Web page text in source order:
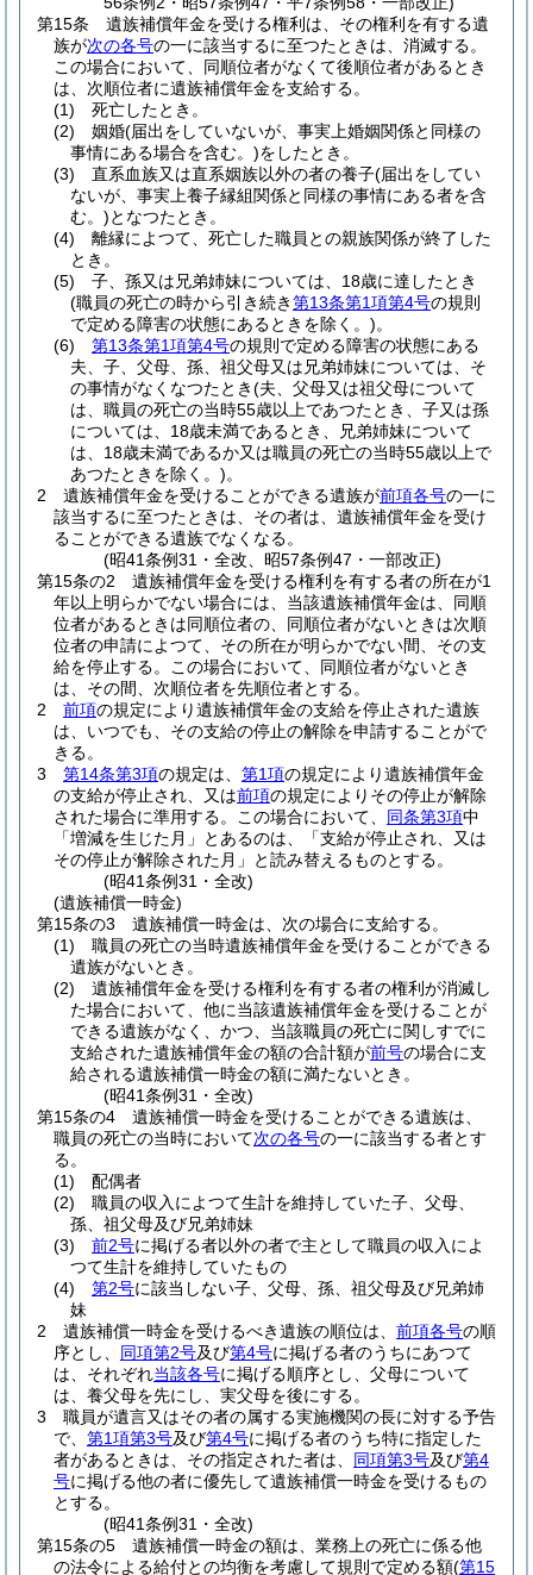
第15条
遺族補償年金を受ける権利は、その権利を有する遺
族が次の各号の一に該当するに至つたときは、消滅する。
この場合において、同順位者がなくて後順位者があるとき
は、次順位者に遺族補償年金を支給する。
(1)
死亡したとき。
(2)
姻婚(届出をしていないが、事実上婚姻関係と同様の
事情にある場合を含む。)をしたとき。
(3)
直系血族又は直系姻族以外の者の養子(届出をしてい
ないが、事実上養子縁組関係と同様の事情にある者を含
む。)となつたとき。
(4)
離縁によつて、死亡した職員との親族関係が終了した
とき。
(5)
子、孫又は兄弟姉妹については、18歳に達したとき
(職員の死亡の時から引き続き第13条第1項第4号の規則
で定める障害の状態にあるときを除く。)。
(6)
第13条第1項第4号の規則で定める障害の状態にある
夫、子、父母、孫、祖父母又は兄弟姉妹については、そ
の事情がなくなつたとき(夫、父母又は祖父母について
は、職員の死亡の当時55歳以上であつたとき、子又は孫
については、18歳未満であるとき、兄弟姉妹について
は、18歳未満であるか又は職員の死亡の当時55歳以上で
あつたときを除く。)。
2
遺族補償年金を受けることができる遺族が前項各号の一に
該当するに至つたときは、その者は、遺族補償年金を受け
ることができる遺族でなくなる。
(昭41条例31・全改、昭57条例47・一部改正)
第15条の2
遺族補償年金を受ける権利を有する者の所在が1
年以上明らかでない場合には、当該遺族補償年金は、同順
位者があるときは同順位者の、同順位者がないときは次順
位者の申請によつて、その所在が明らかでない間、その支
給を停止する。
この場合において、同順位者がないとき
は、その間、次順位者を先順位者とする。
2
前項の規定により遺族補償年金の支給を停止された遺族
は、いつでも、その支給の停止の解除を申請することがで
きる。
3
第14条第3項の規定は、 第1項の規定により遺族補償年金
の支給が停止され、又は前項の規定によりその停止が解除
された場合に準用する。
この場合において、 同条第3項中
「増減を生じた月」とあるのは、「支給が停止され、又は
その停止が解除された月」と読み替えるものとする。
(昭41条例31・全改)
(遺族補償一時金)
第15条の3
遺族補償一時金は、次の場合に支給する。
(1)
職員の死亡の当時遺族補償年金を受けることができる
遺族がないとき。
(2)
遺族補償年金を受ける権利を有する者の権利が消滅し
た場合において、他に当該遺族補償年金を受けることが
できる遺族がなく、かつ、当該職員の死亡に関しすでに
支給された遺族補償年金の額の合計額が前号の場合に支
給される遺族補償一時金の額に満たないとき。
(昭41条例31・全改)
第15条の4
遺族補償一時金を受けることができる遺族は、
職員の死亡の当時において次の各号の一に該当する者とす
る。
(1)
配偶者
(2)
職員の収入によつて生計を維持していた子、父母、
孫、祖父母及び兄弟姉妹
(3)
前2号に掲げる者以外の者で主として職員の収入によ
つて生計を維持していたもの
(4)
第2号に該当しない子、父母、孫、祖父母及び兄弟姉
妹
2
遺族補償一時金を受けるべき遺族の順位は、 前項各号の順
序とし、 同項第2号及び第4号に掲げる者のうちにあつて
は、それぞれ当該各号に掲げる順序とし、父母について
は、養父母を先にし、実父母を後にする。
3
職員が遺言又はその者の属する実施機関の長に対する予告
で、 第1項第3号及び第4号に掲げる者のうち特に指定した
者があるときは、その指定された者は、 同項第3号及び第4
号に掲げる他の者に優先して遺族補償一時金を受けるもの
とする。
(昭41条例31・全改)
第15条の5
遺族補償一時金の額は、業務上の死亡に係る他
の法令による給付との均衡を考慮して規則で定める額(第15